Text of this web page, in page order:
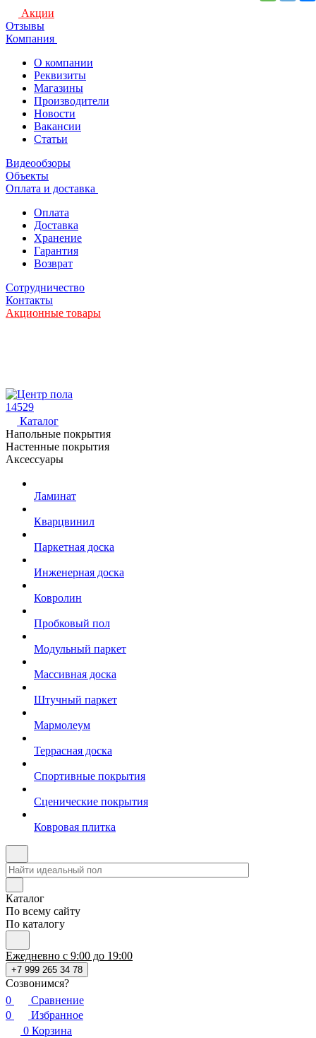
Акции
Отзывы
Компания
О компании
Реквизиты
Магазины
Производители
Новости
Вакансии
Статьи
Видеообзоры
Объекты
Оплата и доставка
Оплата
Доставка
Хранение
Гарантия
Возврат
Сотрудничество
Контакты
Акционные товары
14529
Каталог
Напольные покрытия
Настенные покрытия
Аксессуары
Ламинат
Кварцвинил
Паркетная доска
Инженерная доска
Ковролин
Пробковый пол
Модульный паркет
Массивная доска
Штучный паркет
Мармолеум
Террасная доска
Спортивные покрытия
Сценические покрытия
Ковровая плитка
Каталог
По всему сайту
По каталогу
Ежедневно с 9:00 до 19:00
+7 999 265 34 78
Созвонимся?
0
Сравнение
0
Избранное
0 Корзина